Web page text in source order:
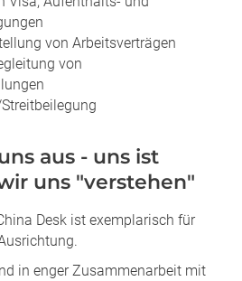
von Arbeitsverträgen
von
aus - uns ist
uns "verstehen"
Desk ist exemplarisch für
in enger Zusammenarbeit mit